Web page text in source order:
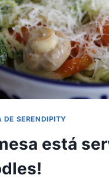
DE SERENDIPITY
está